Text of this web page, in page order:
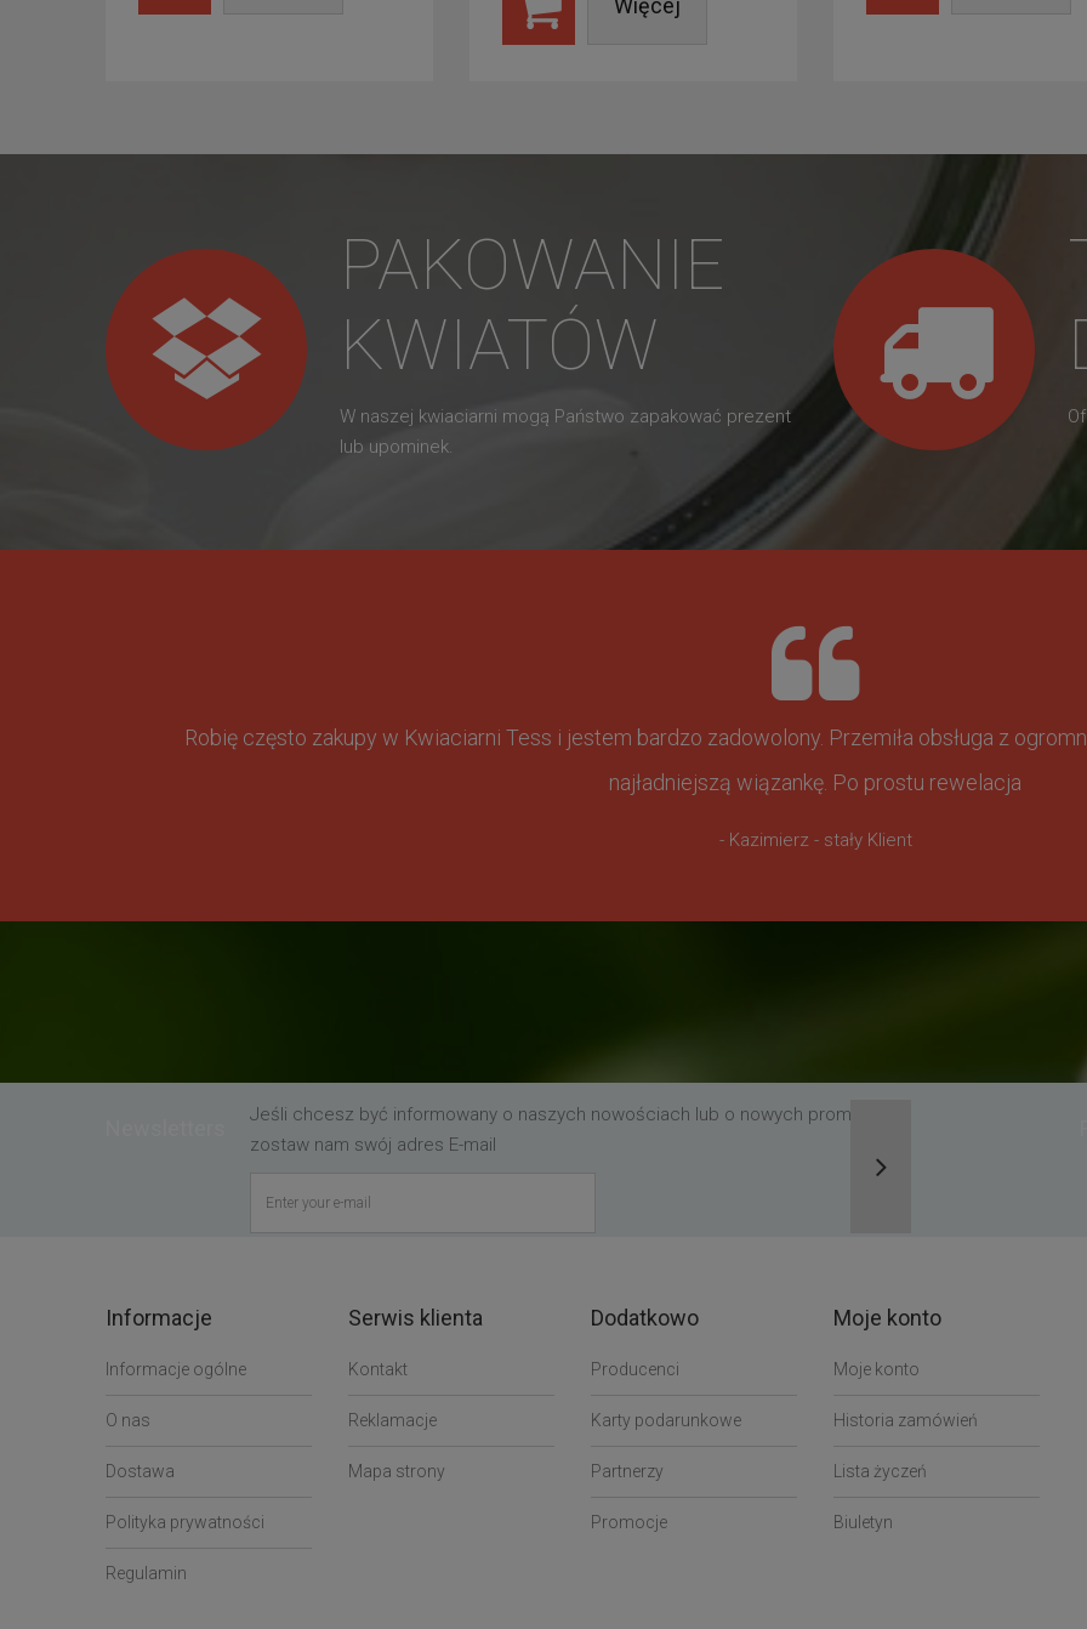
Więcej
PAKOWANIE
KWIATÓW
W naszej kwiaciarni mogą Państwo zapakować prezent
lub upominek.
Robię często zakupy w Kwiaciarni Tess i jestem bardzo zadowolony. Przemiła obsługa z
najładniejszą wiązankę. Po prostu rewelacja
- Kazimierz - stały Klient
Jeśli chcesz być informowany o naszych nowościach lub o nowych promocjach,
zostaw nam swój adres E-mail
Informacje
Informacje ogólne
O nas
Dostawa
Polityka prywatności
Regulamin
Serwis klienta
Kontakt
Reklamacje
Mapa strony
Dodatkowo
Producenci
Karty podarunkowe
Partnerzy
Promocje
Moje konto
Moje konto
Historia zamówień
Lista życzeń
Biuletyn